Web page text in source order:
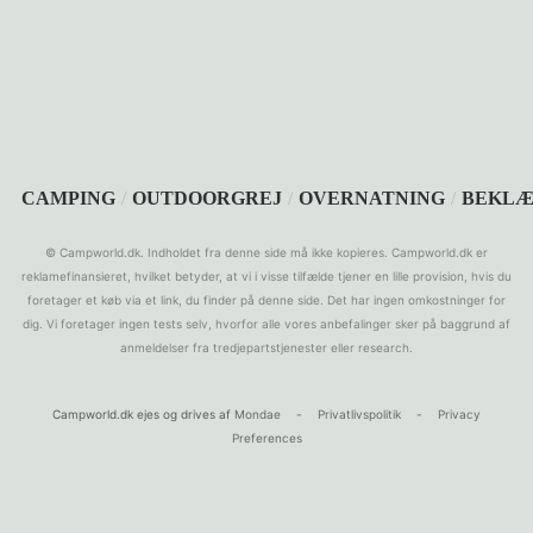
CAMPING / OUTDOORGREJ / OVERNATNING /
© Campworld.dk. Indholdet fra denne side må ikke kopieres. Campworld.dk er
reklamefinansieret, hvilket betyder, at vi i visse tilfælde tjener en lille provision, hvis du
foretager et køb via et link, du finder på denne side. Det har ingen omkostninger for
dig. Vi foretager ingen tests selv, hvorfor alle vores anbefalinger sker på baggrund af
anmeldelser fra tredjepartstjenester eller research.
Campworld.dk ejes og drives af Mondae - Privatlivspolitik -
Privacy
Preferences